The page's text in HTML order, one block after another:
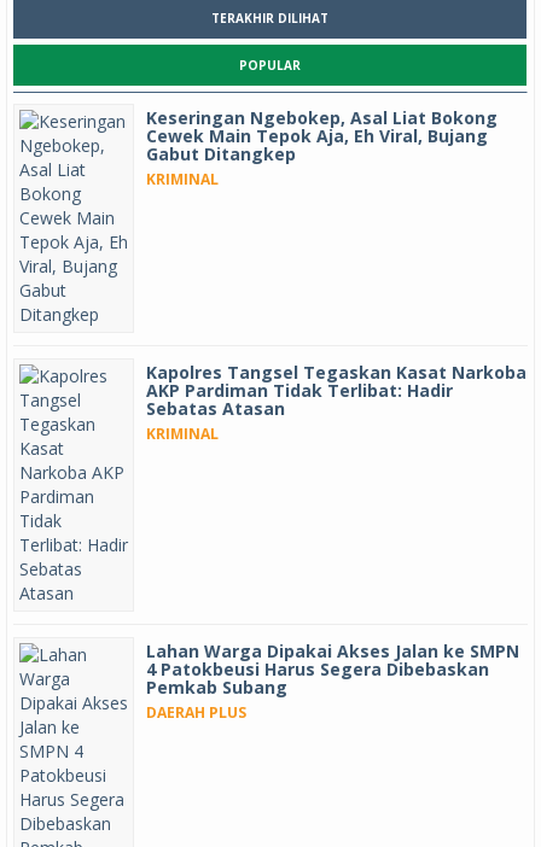
TERAKHIR DILIHAT
POPULAR
Keseringan Ngebokep, Asal Liat Bokong
Cewek Main Tepok Aja, Eh Viral, Bujang
Gabut Ditangkep
KRIMINAL
Kapolres Tangsel Tegaskan Kasat Narkoba
AKP Pardiman Tidak Terlibat: Hadir
Sebatas Atasan
KRIMINAL
Lahan Warga Dipakai Akses Jalan ke SMPN
4 Patokbeusi Harus Segera Dibebaskan
Pemkab Subang
DAERAH PLUS